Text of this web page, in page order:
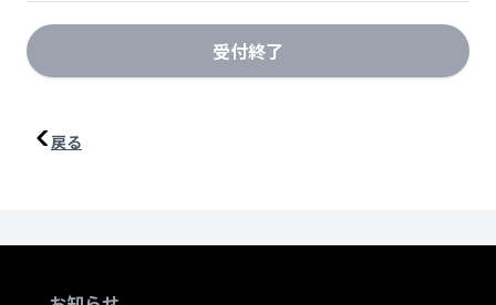
受付終了
戻る